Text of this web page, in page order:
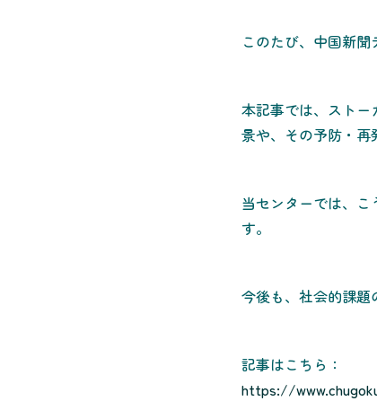
このたび、中国新
本記事では、スト
景や、その予防・再
当センターでは、
す。
今後も、社会的課題
記事はこちら：
https://